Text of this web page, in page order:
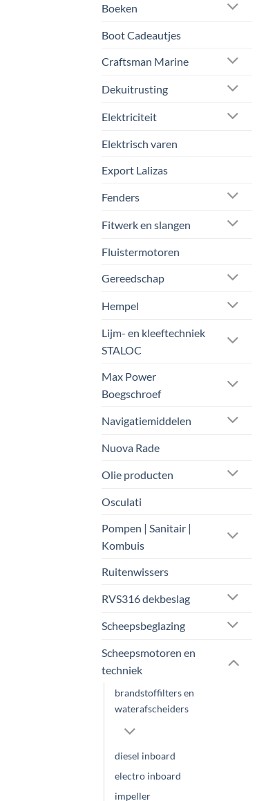
Boeken
Boot Cadeautjes
Craftsman Marine
Dekuitrusting
Elektriciteit
Elektrisch varen
Export Lalizas
Fenders
Fitwerk en slangen
Fluistermotoren
Gereedschap
Hempel
Lijm- en kleeftechniek
STALOC
Max Power
Boegschroef
Navigatiemiddelen
Nuova Rade
Olie producten
Osculati
Pompen | Sanitair |
Kombuis
Ruitenwissers
RVS316 dekbeslag
Scheepsbeglazing
Scheepsmotoren en
techniek
brandstoffilters en
waterafscheiders
diesel inboard
electro inboard
impeller